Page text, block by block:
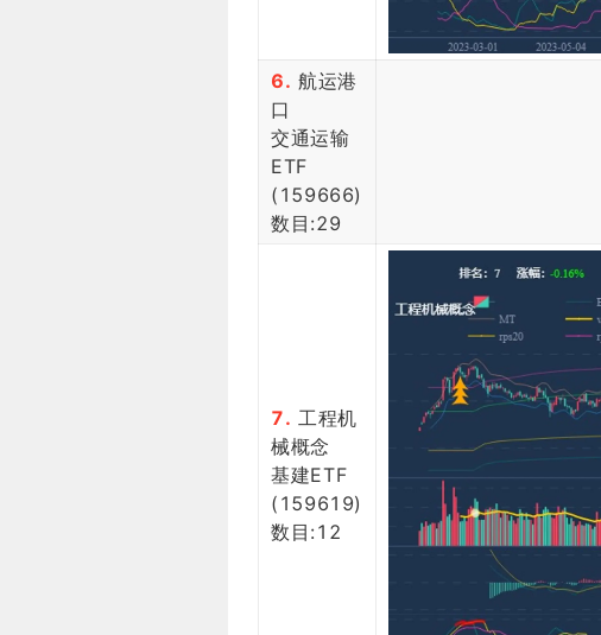
6. 航运港
口
交通运输
ETF
(159666)
数目:29
7. 工程机
械概念
基建ETF
(159619)
数目:12